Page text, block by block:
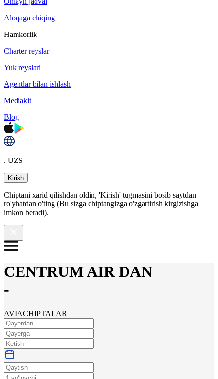
Aloqaga chiqing
Hamkorlik
Charter reyslar
Yuk reyslari
Agentlar bilan ishlash
Mediakit
Blog
. UZS
Kirish
Chiptani xarid qilishdan oldin, 'Kirish' tugmasini bosib saytdan
ro'yhatdan o'ting (Bu sizga chiptangizga o'zgartirish kirgizishga
imkon beradi).
CENTRUM AIR DAN
-
AVIACHIPTALAR